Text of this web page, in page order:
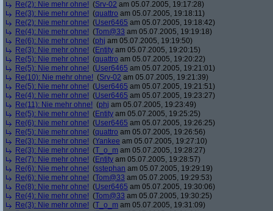
Re(2): Nie mehr ohne! (Srv-02 am 05.07.2005, 19:17:28)
Re(3): Nie mehr ohne! (quattro am 05.07.2005, 19:18:11)
Re(2): Nie mehr ohne! (User6465 am 05.07.2005, 19:18:42)
Re(4): Nie mehr ohne! (Tom@33 am 05.07.2005, 19:19:18)
Re(6): Nie mehr ohne! (phj am 05.07.2005, 19:19:50)
Re(3): Nie mehr ohne! (Entity am 05.07.2005, 19:20:15)
Re(5): Nie mehr ohne! (quattro am 05.07.2005, 19:20:22)
Re(5): Nie mehr ohne! (User6465 am 05.07.2005, 19:21:01)
Re(10): Nie mehr ohne! (Srv-02 am 05.07.2005, 19:21:39)
Re(5): Nie mehr ohne! (User6465 am 05.07.2005, 19:21:51)
Re(4): Nie mehr ohne! (User6465 am 05.07.2005, 19:23:27)
Re(11): Nie mehr ohne! (phj am 05.07.2005, 19:23:49)
Re(5): Nie mehr ohne! (Entity am 05.07.2005, 19:25:25)
Re(6): Nie mehr ohne! (User6465 am 05.07.2005, 19:26:25)
Re(5): Nie mehr ohne! (quattro am 05.07.2005, 19:26:56)
Re(3): Nie mehr ohne! (Yankee am 05.07.2005, 19:27:10)
Re(3): Nie mehr ohne! (T_o_m am 05.07.2005, 19:28:27)
Re(7): Nie mehr ohne! (Entity am 05.07.2005, 19:28:57)
Re(6): Nie mehr ohne! (sstephan am 05.07.2005, 19:29:19)
Re(6): Nie mehr ohne! (Tom@33 am 05.07.2005, 19:29:53)
Re(8): Nie mehr ohne! (User6465 am 05.07.2005, 19:30:06)
Re(4): Nie mehr ohne! (Tom@33 am 05.07.2005, 19:30:25)
Re(3): Nie mehr ohne! (T_o_m am 05.07.2005, 19:31:09)